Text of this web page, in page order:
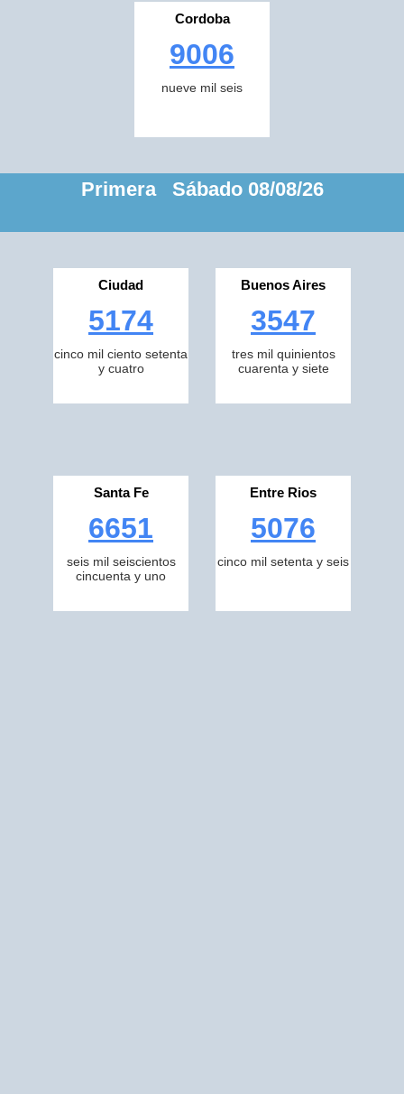
Cordoba
9006
nueve mil seis
Primera Sábado 08/08/26
Ciudad
5174
cinco mil ciento setenta
y cuatro
Buenos Aires
3547
tres mil quinientos
cuarenta y siete
Santa Fe
6651
seis mil seiscientos
cincuenta y uno
Entre Rios
5076
cinco mil setenta y seis